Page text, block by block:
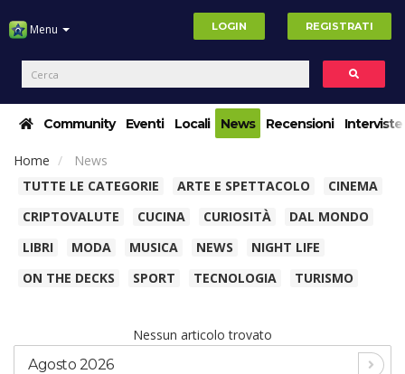
Menu LOGIN REGISTRATI
Community Eventi Locali News Recensioni Interviste
Home
News
TUTTE LE CATEGORIE
ARTE E SPETTACOLO
CINEMA
CRIPTOVALUTE
CUCINA CURIOSITÀ
DAL MONDO
LIBRI
MODA MUSICA NEWS
NIGHT LIFE
ON THE DECKS
SPORT TECNOLOGIA TURISMO
Nessun articolo trovato
Agosto 2026